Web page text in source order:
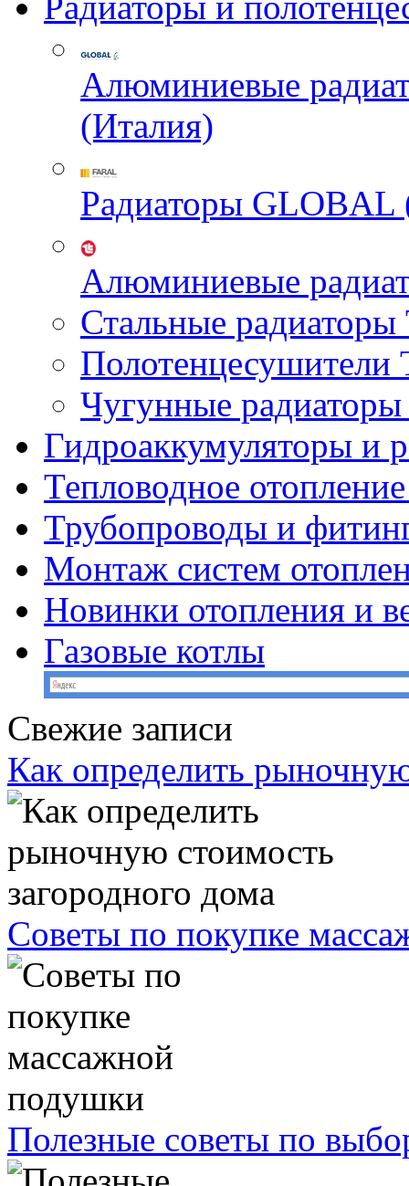
Алюминиевые
(Италия)
Радиаторы GLOBAL
Алюминиевые
Стальные
Чугунные
Гидроаккумуляторы и
Тепловодное
Трубопроводы и
Монтаж систем
Новинки отопления и
Газовые котлы
Свежие записи
Как определить
Советы по покупке
Полезные советы по